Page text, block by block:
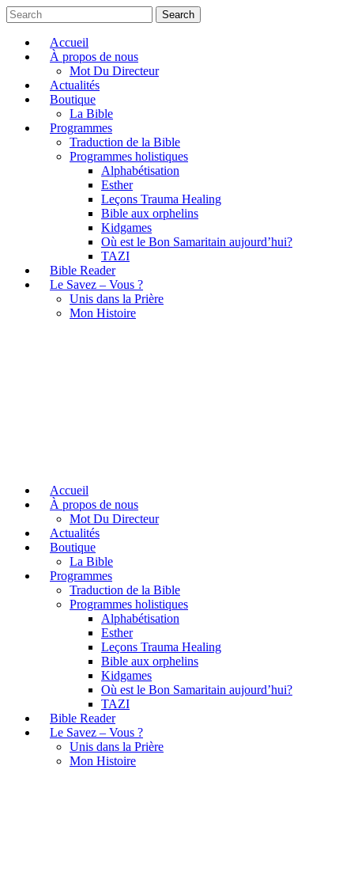
Search
Accueil
À propos de nous
Mot Du Directeur
Actualités
Boutique
La Bible
Programmes
Traduction de la Bible
Programmes holistiques
Alphabétisation
Esther
Leçons Trauma Healing
Bible aux orphelins
Kidgames
Où est le Bon Samaritain aujourd’hui?
TAZI
Bible Reader
Le Savez – Vous ?
Unis dans la Prière
Mon Histoire
Accueil
À propos de nous
Mot Du Directeur
Actualités
Boutique
La Bible
Programmes
Traduction de la Bible
Programmes holistiques
Alphabétisation
Esther
Leçons Trauma Healing
Bible aux orphelins
Kidgames
Où est le Bon Samaritain aujourd’hui?
TAZI
Bible Reader
Le Savez – Vous ?
Unis dans la Prière
Mon Histoire